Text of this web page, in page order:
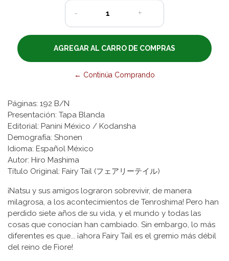
- +
← Continúa Comprando
Páginas: 192 B/N
Presentación: Tapa Blanda
Editorial: Panini México / Kodansha
Demografía: Shonen
Idioma: Español México
Autor: Hiro Mashima
Título Original: Fairy Tail (フェアリーテイル)
¡Natsu y sus amigos lograron sobrevivir, de manera
milagrosa, a los acontecimientos de Tenroshima! Pero han
perdido siete años de su vida, y el mundo y todas las
cosas que conocían han cambiado. Sin embargo, lo más
diferentes es que... ¡ahora Fairy Tail es el gremio más débil
del reino de Fiore!